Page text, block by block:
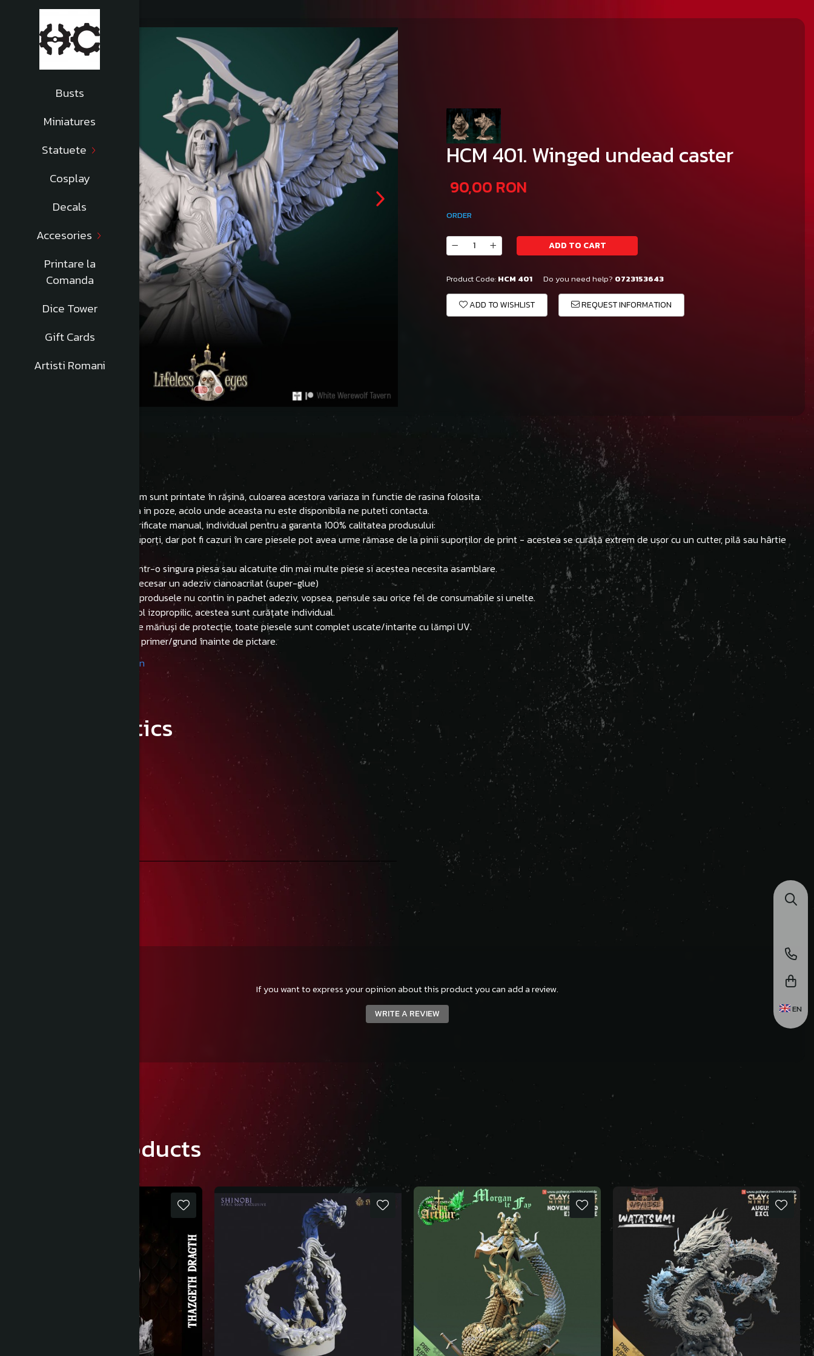
EN
Busts
Miniatures
Statuete
Cosplay
Decals
Accesories
Printare la
Comanda
Dice Tower
Gift Cards
Artisti Romani
HCM 401. Winged undead caster
90,00 RON
ORDER
ADD TO CART
Product Code: HCM 401 Do you need help? 0723153643
ADD TO WISHLIST REQUEST INFORMATION
Toate miniaturile Hobby Custom sunt printate în rășină, culoarea acestora variaza in functie de rasina folosita.
Inaltimea acestora este afisata in poze, acolo unde aceasta nu este disponibila ne puteti contacta.
După printare acestea sunt verificate manual, individual pentru a garanta 100% calitatea produsului:
- Miniatura vine curățată de suporți, dar pot fi cazuri în care piesele pot avea urme rămase de la pinii suporților de print - acestea se curăță extrem de ușor cu un cutter, pilă sau hârtie
- Produsele printate pot veni intr-o singura piesa sau alcatuite din mai multe piese si acestea necesita asamblare.
- Pentru lipirea pieselor este necesar un adeziv cianoacrilat (super-glue)
-Trebuie sa aveti in vedere ca produsele nu contin in pachet adeziv, vopsea, pensule sau orice fel de consumabile si unelte.
- NU necesită curățare cu alcool izopropilic, acestea sunt curățate individual.
- NU este necesară purtarea de mănuși de protecție, toate piesele sunt complet uscate/intarite cu lămpi UV.
- Se recomandă folosirea unui primer/grund înainte de pictare.
Product compliance information
Characteristics
If you want to express your opinion about this product you can add a review.
WRITE A REVIEW
Similar products